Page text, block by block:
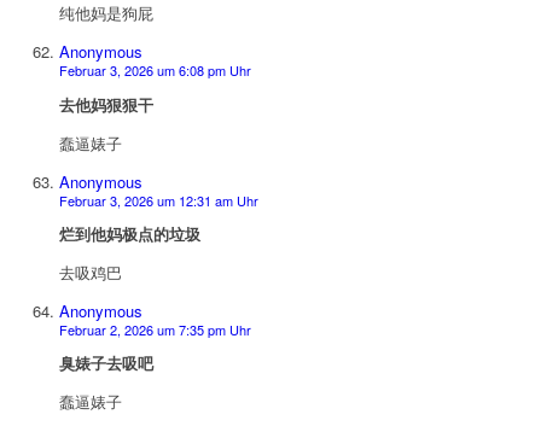
纯他妈是狗屁
Anonymous
Februar 3, 2026 um 6:08 pm Uhr
去他妈狠狠干
蠢逼婊子
Anonymous
Februar 3, 2026 um 12:31 am Uhr
烂到他妈极点的垃圾
去吸鸡巴
Anonymous
Februar 2, 2026 um 7:35 pm Uhr
臭婊子去吸吧
蠢逼婊子